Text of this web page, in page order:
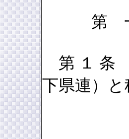
第
第 １ 条
下県連）
丁目